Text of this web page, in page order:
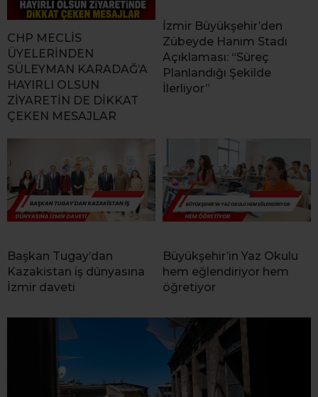
CHP MECLİS
ÜYELERİNDEN
SÜLEYMAN KARADAĞ’A
HAYIRLI OLSUN
ZİYARETİN DE DİKKAT
ÇEKEN MESAJLAR
İzmir Büyükşehir’den
Zübeyde Hanım Stadı
Açıklaması: “Süreç
Planlandığı Şekilde
İlerliyor”
Başkan Tugay’dan
Kazakistan iş dünyasına
İzmir daveti
Büyükşehir’in Yaz Okulu
hem eğlendiriyor hem
öğretiyor